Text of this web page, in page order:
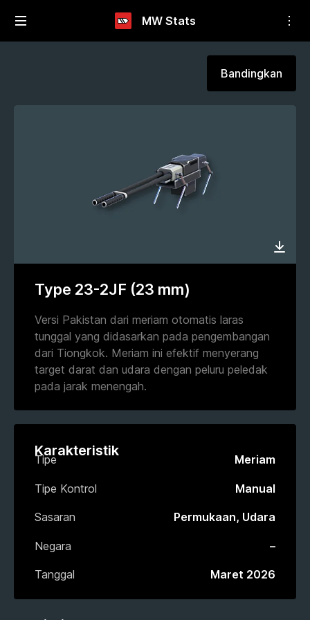
MW Stats
Bandingkan
Type 23-2JF (23 mm)
Versi Pakistan dari meriam otomatis laras
tunggal yang didasarkan pada pengembangan
dari Tiongkok. Meriam ini efektif menyerang
target darat dan udara dengan peluru peledak
pada jarak menengah.
Karakteristik
Tipe Meriam
Tipe Kontrol Manual
Sasaran Permukaan, Udara
Negara –
Tanggal Maret 2026